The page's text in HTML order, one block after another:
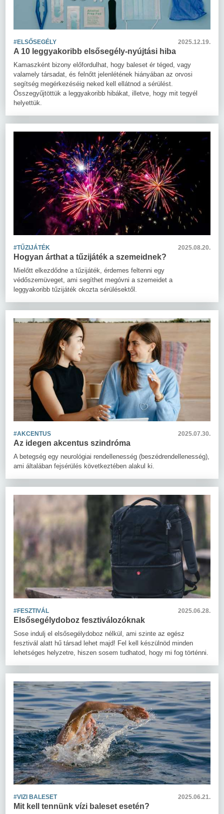
#ELSŐSEGÉLY 2025.12.19.
A 10 leggyakoribb elsősegély-nyújtási hiba
Kamaszként bizony előfordulhat, hogy baleset ér téged, vagy
valamely társadat, és felnőtt jelenlétének hiányában az orvosi
segítség megérkezéséig neked kell ellátnod a sérülést.
Összegyűjtöttük a leggyakoribb hibákat, illetve, hogy mit tegyél
helyettük.
#TŰZIJÁTÉK 2025.08.20.
Hogyan árthat a tűzijáték a szemeidnek?
Mielőtt elkezdődne a tűzijáték, érdemes feltenni egy
védőszemüveget, ami segíthet megóvni a szemeidet a
leggyakoribb tűzijáték okozta sérülésektől.
#AKCENTUS 2025.07.30.
Az idegen akcentus szindróma
A betegség egy neurológiai rendellenesség (beszédrendellenesség),
ami általában fejsérülés következtében alakul ki.
#FESZTIVÁL 2025.06.28.
Elsősegélydoboz fesztiválozóknak
Sose indulj el elsősegélydoboz nélkül, ami szinte az egész
fesztivál alatt hű társad lehet majd! Fel kell készülnöd minden
lehetséges helyzetre, hiszen sosem tudhatod, hogy mi fog történni.
#VIZI BALESET 2025.06.21.
Mit kell tennünk vízi baleset esetén?